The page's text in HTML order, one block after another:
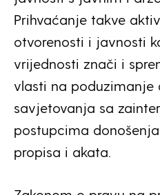
Prihvaćanje takve
otvorenosti i javnosti
vrijednosti znači i
vlasti na poduzimanje
savjetovanja sa
postupcima
propisa i akata.